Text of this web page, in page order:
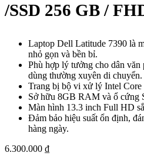
/SSD 256 GB /
Laptop Dell Latitude 7390 là
nhỏ gọn và bền bỉ.
Phù hợp lý tưởng cho dân
dùng thường xuyên di chuyển.
Trang bị bộ vi xử lý Intel Core
Sở hữu 8GB RAM và ổ cứng
Màn hình 13.3 inch Full HD
Đảm bảo hiệu suất ổn định,
hàng ngày.
6.300.000 ₫